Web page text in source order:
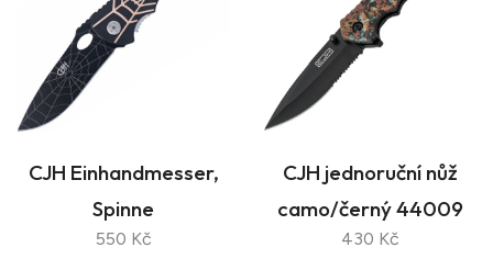
CJH Einhandmesser,
Spinne
550 Kč
CJH jednoruční nůž
camo/černý 44009
430 Kč